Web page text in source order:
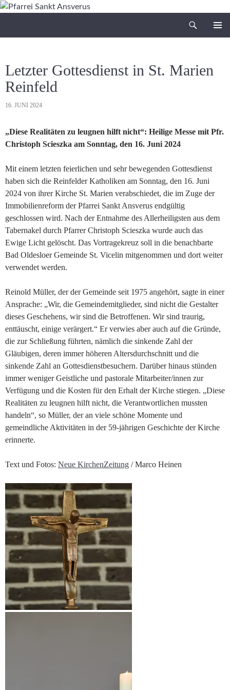
Zum
Letzter Gottesdienst in St. Marien
Reinfeld
16. JUNI 2024
„Diese Realitäten zu leugnen hilft nicht“: Heilige Messe mit Pfr.
Christoph Scieszka am Sonntag, den 16. Juni 2024
Mit einem letzten feierlichen und sehr bewegenden Gottesdienst
haben sich die Reinfelder Katholiken am Sonntag, den 16. Juni
2024 von ihrer Kirche St. Marien verabschiedet, die im Zuge der
Immobilienreform der Pfarrei Sankt Ansverus endgültig
geschlossen wird. Nach der Entnahme des Allerheiligsten aus dem
Tabernakel durch Pfarrer Christoph Scieszka wurde auch das
Ewige Licht gelöscht. Das Vortragekreuz soll in die benachbarte
Bad Oldesloer Gemeinde St. Vicelin mitgenommen und dort weiter
verwendet werden.
Reinold Müller, der der Gemeinde seit 1975 angehört, sagte in einer
Ansprache: „Wir, die Gemeindemitglieder, sind nicht die Gestalter
dieses Geschehens, wir sind die Betroffenen. Wir sind traurig,
enttäuscht, einige verärgert.“ Er verwies aber auch auf die Gründe,
die zur Schließung führten, nämlich die sinkende Zahl der
Gläubigen, deren immer höheren Altersdurchschnitt und die
sinkende Zahl an Gottesdienstbesuchern. Darüber hinaus stünden
immer weniger Geistliche und pastorale Mitarbeiter/innen zur
Verfügung und die Kosten für den Erhalt der Kirche stiegen. „Diese
Realitäten zu leugnen hilft nicht, die Verantwortlichen mussten
handeln“, so Müller, der an viele schöne Momente und
gemeindliche Aktivitäten in der 59-jährigen Geschichte der Kirche
erinnerte.
Text und Fotos: Neue KirchenZeitung / Marco Heinen